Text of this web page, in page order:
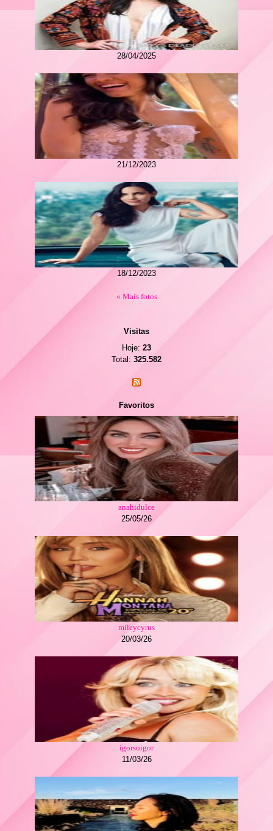
28/04/2025
21/12/2023
18/12/2023
« Mais fotos
Visitas
Hoje: 23
Total: 325.582
Favoritos
anahidulce
25/05/26
mileycyrus
20/03/26
igorsoigor
11/03/26